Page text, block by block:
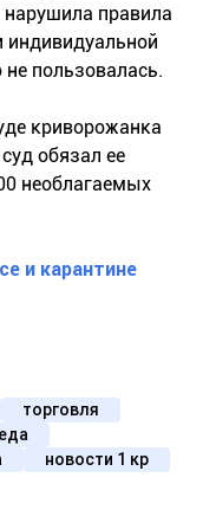
правила
индивидуальной
пользовалась.
криворожанка
обязал ее
необлагаемых
и карантине
торговля
еда
новости 1 кр